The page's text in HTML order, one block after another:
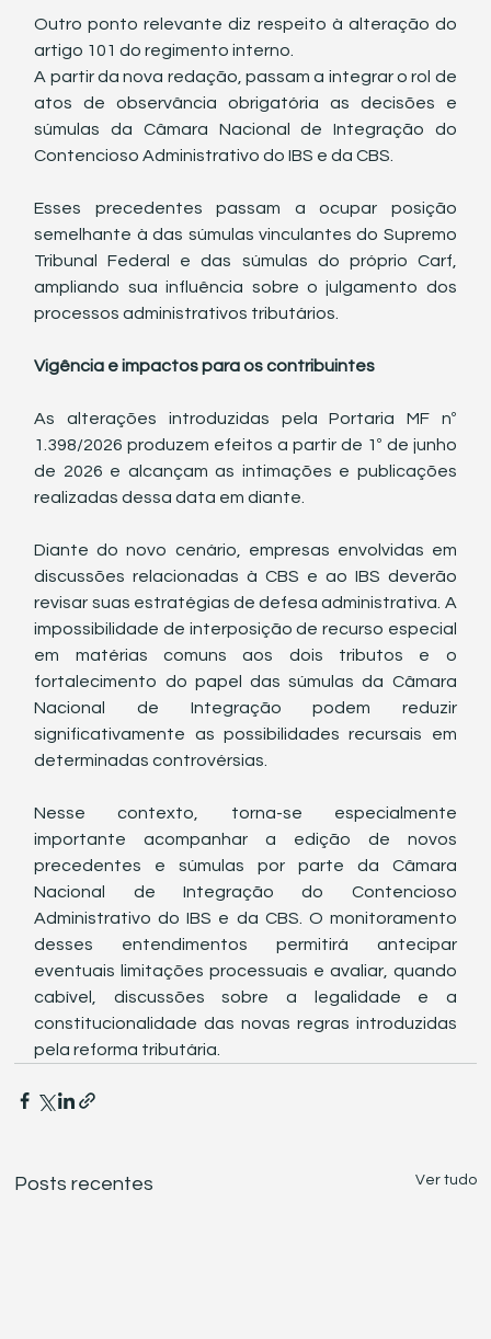
Outro ponto relevante diz respeito à alteração do
artigo 101 do regimento interno.
A partir da nova redação, passam a integrar o rol de
atos de observância obrigatória as decisões e
súmulas da Câmara Nacional de Integração do
Contencioso Administrativo do IBS e da CBS.
Esses precedentes passam a ocupar posição
semelhante à das súmulas vinculantes do Supremo
Tribunal Federal e das súmulas do próprio Carf,
ampliando sua influência sobre o julgamento dos
processos administrativos tributários.
Vigência e impactos para os contribuintes
As alterações introduzidas pela Portaria MF nº
1.398/2026 produzem efeitos a partir de 1º de junho
de 2026 e alcançam as intimações e publicações
realizadas dessa data em diante.
Diante do novo cenário, empresas envolvidas em
discussões relacionadas à CBS e ao IBS deverão
revisar suas estratégias de defesa administrativa. A
impossibilidade de interposição de recurso especial
em matérias comuns aos dois tributos e o
fortalecimento do papel das súmulas da Câmara
Nacional de Integração podem reduzir
significativamente as possibilidades recursais em
determinadas controvérsias.
Nesse contexto, torna-se especialmente
importante acompanhar a edição de novos
precedentes e súmulas por parte da Câmara
Nacional de Integração do Contencioso
Administrativo do IBS e da CBS. O monitoramento
desses entendimentos permitirá antecipar
eventuais limitações processuais e avaliar, quando
cabível, discussões sobre a legalidade e a
constitucionalidade das novas regras introduzidas
pela reforma tributária.
Posts recentes Ver tudo